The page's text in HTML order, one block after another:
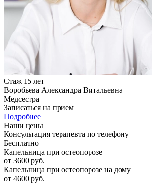
Стаж 15 лет
Воробьева Александра Витальевна
Медсестра
Записаться на прием
Подробнее
Наши цены
Консультация терапевта по телефону
Бесплатно
Капельница при остеопорозе
от 3600 руб.
Капельница при остеопорозе на дому
от 4600 руб.